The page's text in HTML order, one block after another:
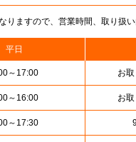
ますので、営業時間、取り扱
平日
～17:00 お
～16:00 お
～17:30